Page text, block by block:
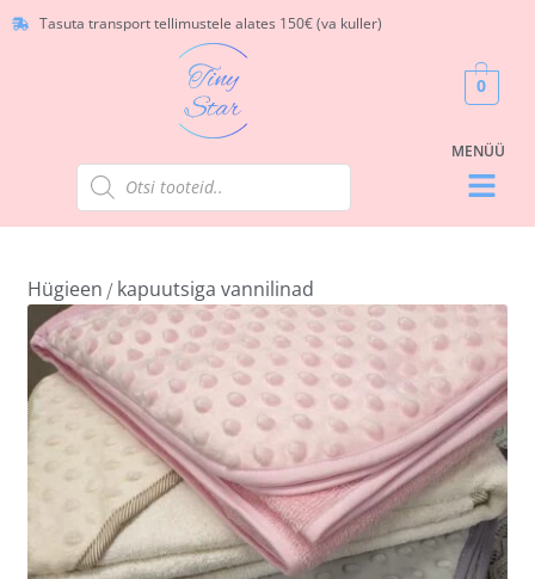
Tasuta transport tellimustele alates 150€ (va kuller)
0
Hügieen / kapuutsiga vannilinad